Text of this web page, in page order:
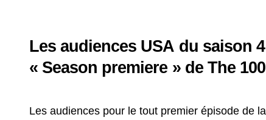
Les audiences USA du saison 4
« Season premiere » de The 100
Les audiences pour le tout premier épisode de la